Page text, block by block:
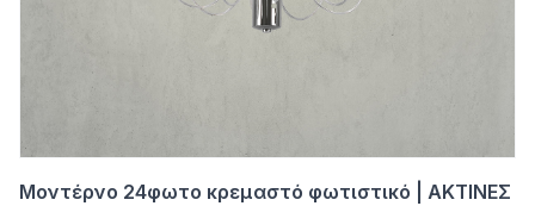
Μοντέρνο 24φωτο κρεμαστό φωτιστικό | ΑΚΤΙΝΕΣ